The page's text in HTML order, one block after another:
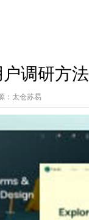
调研方法
：太仓苏易